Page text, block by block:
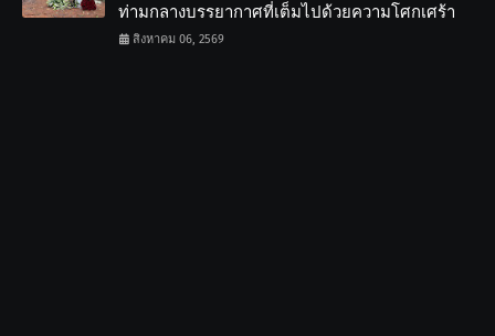
ท่ามกลางบรรยากาศที่เต็มไปด้วยความโศกเศร้า
สิงหาคม 06, 2569